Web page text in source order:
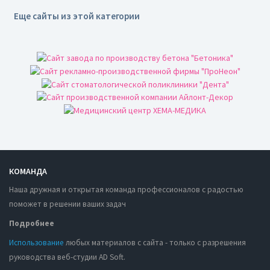
Еще сайты из этой категории
КОМАНДА
Наша дружная и открытая команда профессионалов с радостью
поможет в решении ваших задач
Подробнее
Использование любых материалов с сайта - только с разрешения
руководства веб-студии AD Soft.